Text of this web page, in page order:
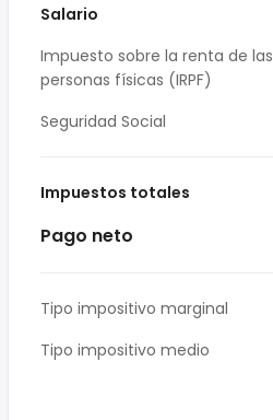
Salario
Impuesto sobre la renta de las
personas físicas (IRPF)
Seguridad Social
Impuestos totales
Pago neto
Tipo impositivo marginal
Tipo impositivo medio